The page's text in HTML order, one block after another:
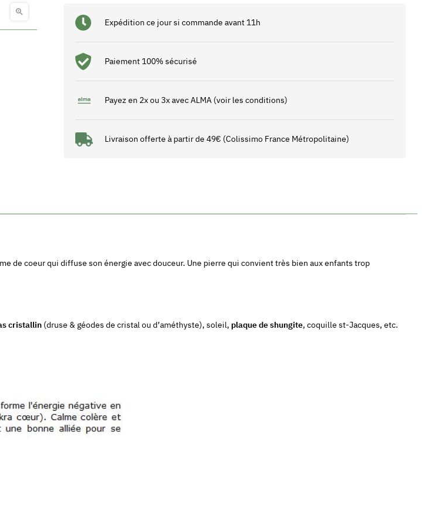

Expédition ce jour si commande avant 11h
Paiement 100% sécurisé
Payez en 2x ou 3x avec ALMA (voir les conditions)
Livraison offerte à partir de 49€ (Colissimo France Métropolitaine)
de coeur qui diffuse son énergie avec douceur. Une pierre qui convient très bien aux enfants trop
cristallin (druse & géodes de cristal ou d’améthyste), soleil, plaque de shungite, coquille st-Jacques, etc.